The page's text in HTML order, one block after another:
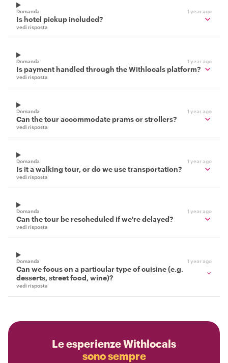
Domanda 1 year ago
Is hotel pickup included?
vedi risposta
Domanda 1 year ago
Is payment handled through the Withlocals platform?
vedi risposta
Domanda 1 year ago
Can the tour accommodate prams or strollers?
vedi risposta
Domanda 1 year ago
Is it a walking tour, or do we use transportation?
vedi risposta
Domanda 1 year ago
Can the tour be rescheduled if we're delayed?
vedi risposta
Domanda 1 year ago
Can we focus on a particular type of cuisine (e.g.
desserts, street food, wine)?
vedi risposta
Le esperienze Withlocals
sono sempre